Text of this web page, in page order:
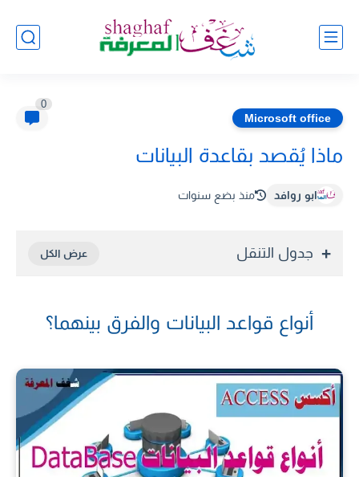
Microsoft office
0
ماذا يُقصد بقاعدة البيانات
ابو روافد منذ بضع سنوات
جدول التنقل
أنواع قواعد البيانات والفرق بينهما؟